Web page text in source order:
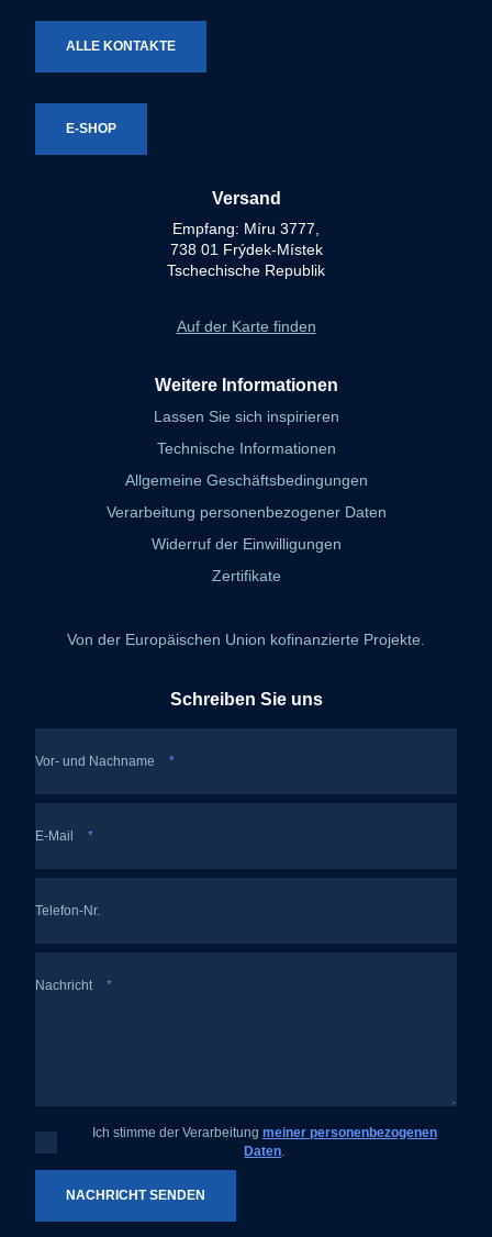
ALLE KONTAKTE
E-SHOP
Versand
Empfang: Míru 3777,
738 01 Frýdek-Místek
Tschechische Republik
Auf der Karte finden
Weitere Informationen
Lassen Sie sich inspirieren
Technische Informationen
Allgemeine Geschäftsbedingungen
Verarbeitung personenbezogener Daten
Widerruf der Einwilligungen
Zertifikate
Von der Europäischen Union kofinanzierte Projekte.
Schreiben Sie uns
Vor- und Nachname *
E-Mail *
Telefon-Nr.
Nachricht *
stimme
der
Verarbeitungmeiner
Daten.
Ich stimme der Verarbeitung meiner personenbezogenen
Daten.
NACHRICHT SENDEN